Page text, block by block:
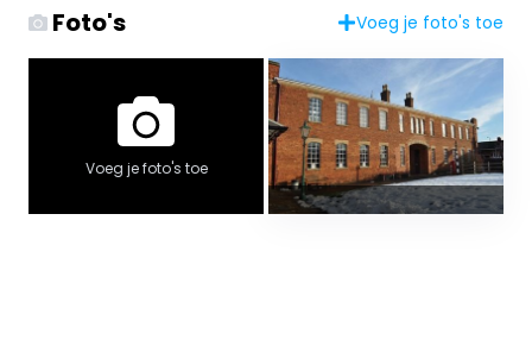
Foto's Voeg je foto's toe
Voeg je foto's toe